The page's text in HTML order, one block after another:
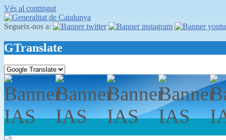
Vés al contingut
Segueix-nos a:
GTranslate